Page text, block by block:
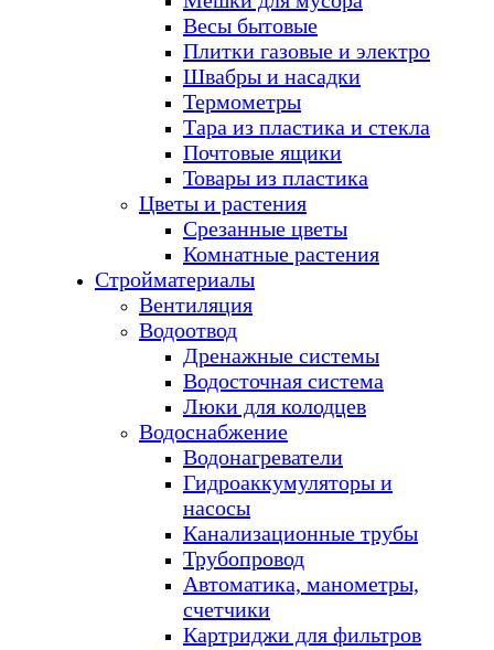
Весы бытовые
Плитки газовые и электро
Швабры и насадки
Термометры
Тара из пластика и стекла
Почтовые ящики
Товары из пластика
Цветы и растения
Срезанные цветы
Комнатные растения
Стройматериалы
Вентиляция
Водоотвод
Дренажные системы
Водосточная система
Люки для колодцев
Водоснабжение
Водонагреватели
Гидроаккумуляторы и
насосы
Канализационные трубы
Трубопровод
Автоматика, манометры,
счетчики
Картриджи для фильтров